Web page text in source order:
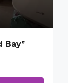
Bay”